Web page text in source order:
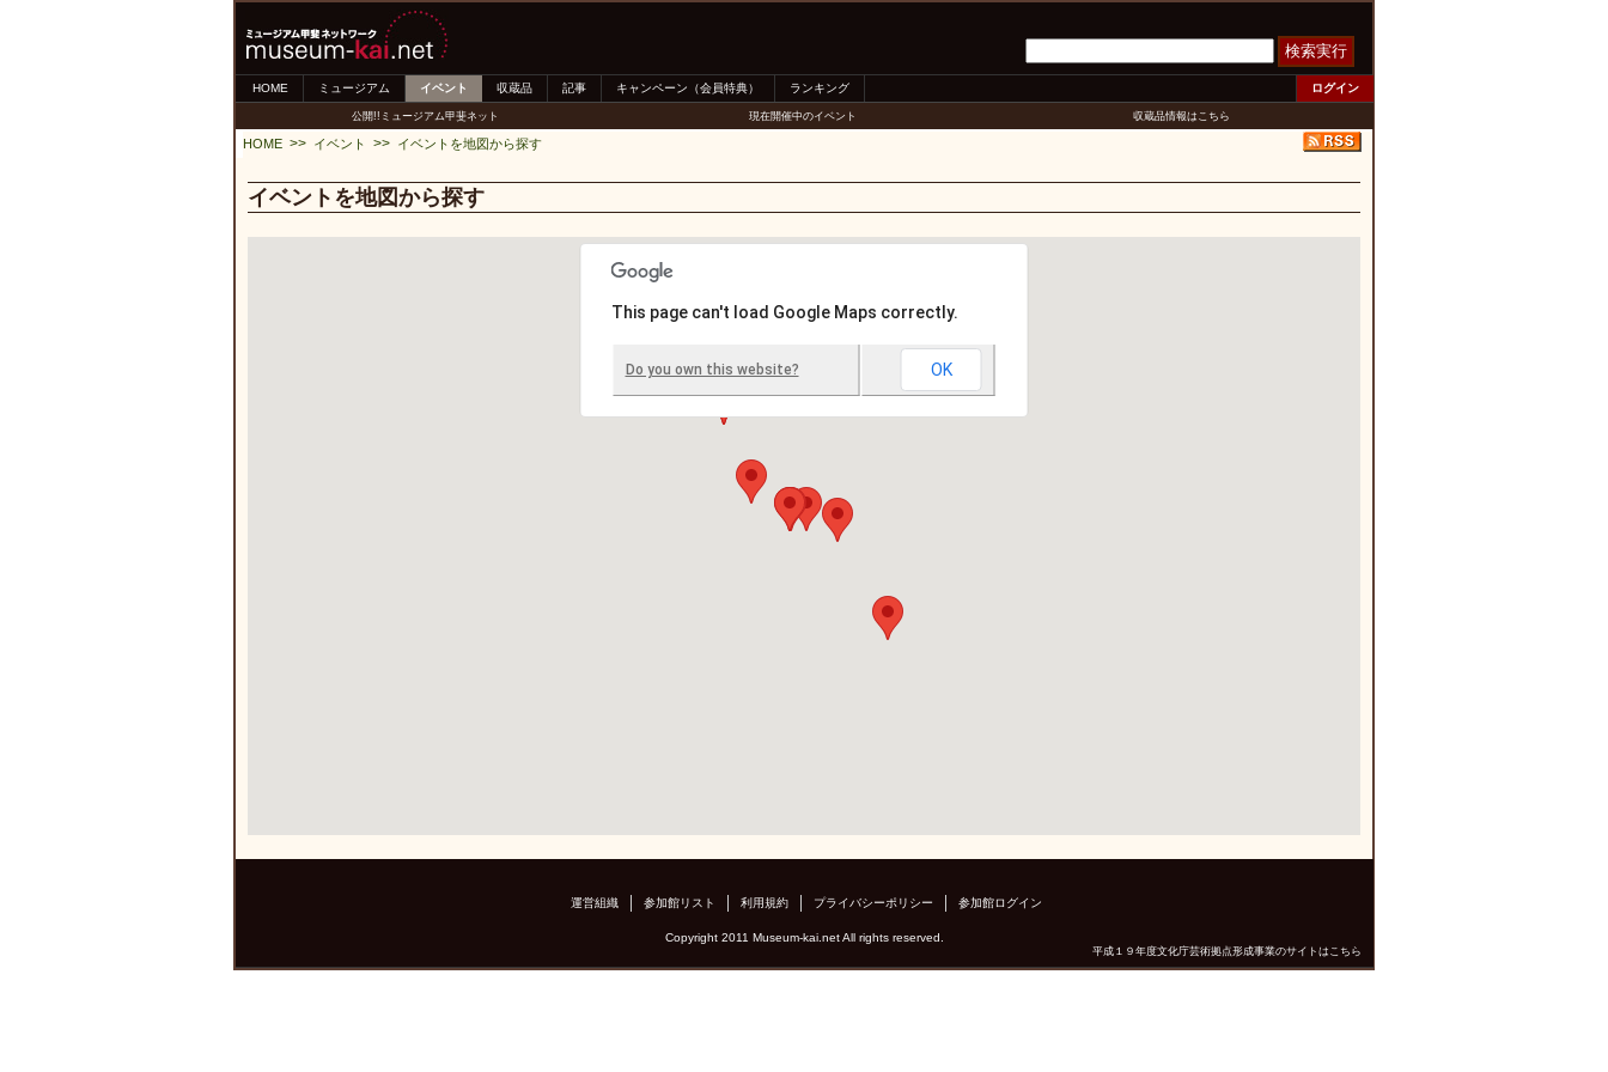
検索実行
HOME ミュージアム イベント 収蔵品 記事 キャンペーン（会員特典） ランキング ログイン
公開!!ミュージアム甲斐ネット 現在開催中のイベント 収蔵品情報はこちら
HOME >> イベント >> イベントを地図から探す
イベントを地図から探す
This page can't load Google Maps correctly.
Do you own this website? OK
運営組織 参加館リスト 利用規約 プライバシーポリシー 参加館ログイン
Copyright 2011 Museum-kai.net All rights reserved.
平成１９年度文化庁芸術拠点形成事業のサイトはこちら